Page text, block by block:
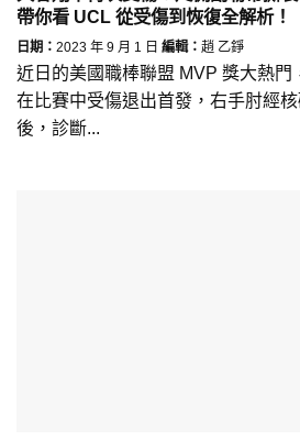
帶你看 UCL 從受傷到恢復全解析！
日期： 2023 年 9 月 1 日 編輯： 趙 乙錚
近日的美國職棒聯盟 MVP 獎大熱門
在比賽中受傷退出首發，右手肘經
後，診斷...